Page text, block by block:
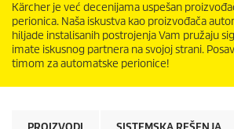
Kärcher je već decenijama uspešan
perionica. Naša iskustva kao proizvođača
hiljade instalisanih postrojenja Vam pružaju
imate iskusnog partnera na svojoj strani.
timom za automatske perionice!